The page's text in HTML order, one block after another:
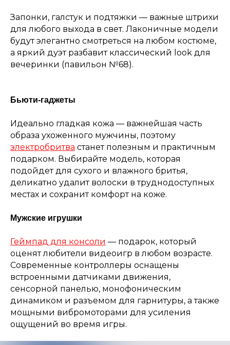
Запонки, галстук и подтяжки — важные штрихи
для любого выхода в свет. Лаконичные модели
будут элегантно смотреться на любом костюме,
а яркий дуэт разбавит классический look для
вечеринки (павильон №68).
Бьюти-гаджеты
Идеально гладкая кожа — важнейшая часть
образа ухоженного мужчины, поэтому
электробритва станет полезным и практичным
подарком. Выбирайте модель, которая
подойдет для сухого и влажного бритья,
деликатно удалит волоски в труднодоступных
местах и сохранит комфорт на коже.
Мужские игрушки
Геймпад для консоли — подарок, который
оценят любители видеоигр в любом возрасте.
Современные контроллеры оснащены
встроенными датчиками движения,
сенсорной панелью, монофоническим
динамиком и разъемом для гарнитуры, а также
мощными вибромоторами для усиления
ощущений во время игры.